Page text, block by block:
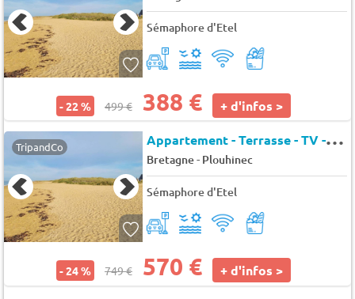
Sémaphore d'Etel
- 22 % 499 € 388 € + d'infos >
TripandCo A
ppartement - Terrasse - TV - 4 pers.
Bretagne- Plouhinec
Sémaphore d'Etel
- 24 % 749 € 570 € + d'infos >